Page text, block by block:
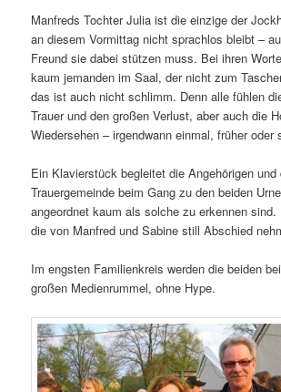
Manfreds Tochter Julia ist die einzige der
an diesem Vormittag nicht sprachlos bleibt –
Freund sie dabei stützen muss. Bei ihren
kaum jemanden im Saal, der nicht zum
das ist auch nicht schlimm. Denn alle fühlen
Trauer und den großen Verlust, aber auch die
Wiedersehen – irgendwann einmal, früher oder
Ein Klavierstück begleitet die Angehörigen und
Trauergemeinde beim Gang zu den beiden
angeordnet kaum als solche zu erkennen
die von Manfred und Sabine still Abschied
Im engsten Familienkreis werden die beiden
großen Medienrummel, ohne Hype.